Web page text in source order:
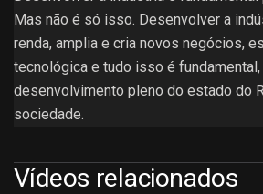
Mas não é só isso. Desenvolver a
renda, amplia e cria novos negócios,
tecnológica e tudo isso é fundamental,
desenvolvimento pleno do estado do
sociedade.
Vídeos relacionados